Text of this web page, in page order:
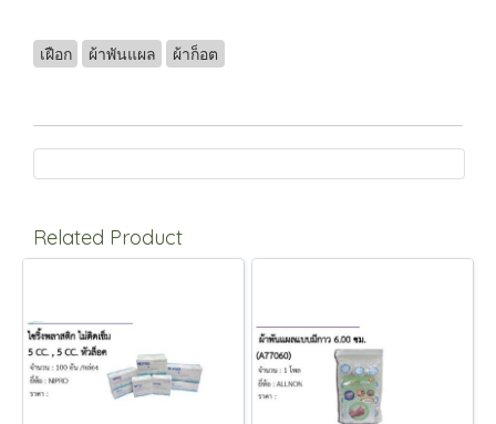
เฝือก ผ้าพันแผล ผ้าก็อต
Related Product